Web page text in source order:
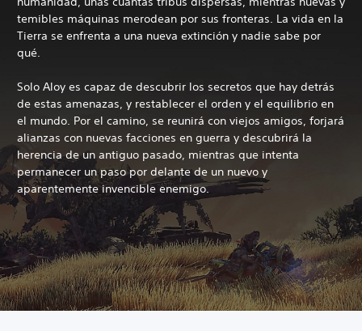
temibles máquinas merodean por sus fronteras. La vida en la
Tierra se enfrenta a una nueva extinción y nadie sabe por
qué.
Solo Aloy es capaz de descubrir los secretos que hay detrás
de estas amenazas, y restablecer el orden y el equilibrio en
el mundo. Por el camino, se reunirá con viejos amigos, forjará
alianzas con nuevas facciones en guerra y descubrirá la
herencia de un antiguo pasado, mientras que intenta
permanecer un paso por delante de un nuevo y
aparentemente invencible enemigo.